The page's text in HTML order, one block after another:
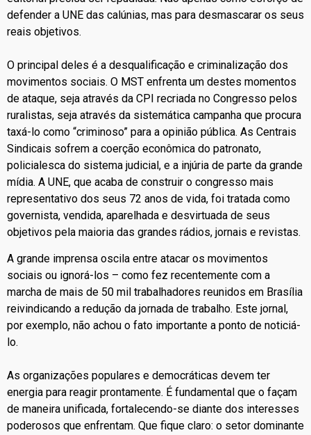
defender a UNE das calúnias, mas para desmascarar os seus
reais objetivos.
O principal deles é a desqualificação e criminalização dos
movimentos sociais. O MST enfrenta um destes momentos
de ataque, seja através da CPI recriada no Congresso pelos
ruralistas, seja através da sistemática campanha que procura
taxá-lo como “criminoso” para a opinião pública. As Centrais
Sindicais sofrem a coerção econômica do patronato,
policialesca do sistema judicial, e a injúria de parte da grande
mídia. A UNE, que acaba de construir o congresso mais
representativo dos seus 72 anos de vida, foi tratada como
governista, vendida, aparelhada e desvirtuada de seus
objetivos pela maioria das grandes rádios, jornais e revistas.
A grande imprensa oscila entre atacar os movimentos
sociais ou ignorá-los – como fez recentemente com a
marcha de mais de 50 mil trabalhadores reunidos em Brasília
reivindicando a redução da jornada de trabalho. Este jornal,
por exemplo, não achou o fato importante a ponto de noticiá-
lo.
As organizações populares e democráticas devem ter
energia para reagir prontamente. É fundamental que o façam
de maneira unificada, fortalecendo-se diante dos interesses
poderosos que enfrentam. Que fique claro: o setor dominante